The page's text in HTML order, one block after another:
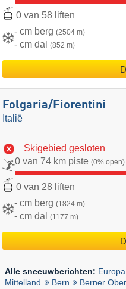
0 van 58 liften
- cm berg (2504 m)
- cm dal (852 m)
Folgaria/​Fiorentini
Italië
Skigebied gesloten
0 van 74 km piste (0% open)
0 van 28 liften
- cm berg (1824 m)
- cm dal (1177 m)
Alle sneeuwberichten: Europa
Mittelland
Bern Berner